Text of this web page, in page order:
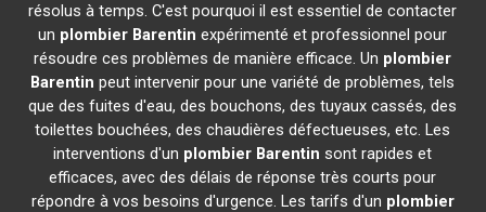
résolus à temps. C'est pourquoi il est essentiel de contacter
un plombier Barentin expérimenté et professionnel pour
résoudre ces problèmes de manière efficace. Un plombier
Barentin peut intervenir pour une variété de problèmes, tels
que des fuites d'eau, des bouchons, des tuyaux cassés, des
toilettes bouchées, des chaudières défectueuses, etc. Les
interventions d'un plombier Barentin sont rapides et
efficaces, avec des délais de réponse très courts pour
répondre à vos besoins d'urgence. Les tarifs d'un plombier